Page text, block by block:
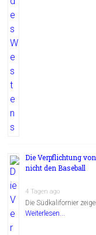
Die Verpflichtung
nicht den Baseball
4 Tagen ago
Die Südkalifornier
Weiterlesen...